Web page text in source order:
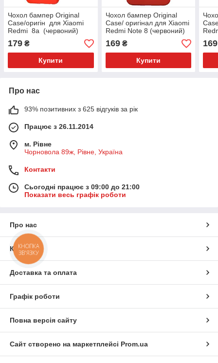
Чохол бампер Original
Case/оригін для Xiaomi
Redmi 8a (червоний)
179 ₴
Купити
Чохол бампер Original
Case/ оригінал для Xiaomi
Redmi Note 8 (червоний)
169₴
Купити
169
Про нас
93% позитивних з 625 відгуків за рік
Працює з 26.11.2014
м. Рівне
Чорновола 89ж, Рівне, Україна
Контакти
Сьогодні працює з 09:00 до 21:00
Показати весь графік роботи
Про нас
Контакти
Доставка та оплата
Графік роботи
Повна версія сайту
Сайт створено на маркетплейсі Prom.ua
КНОПКА
ЗВ'ЯЗКУ